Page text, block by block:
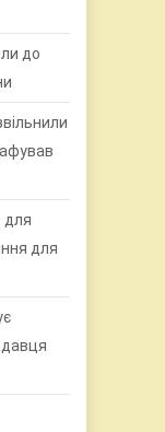
до
для
для